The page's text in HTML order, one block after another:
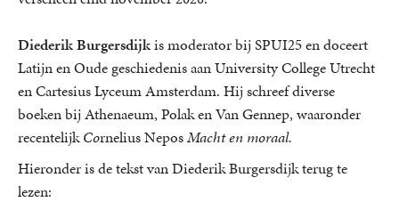
Diederik Burgersdijkis moderator bij SPUI25 en doceert
Latijn en Oude geschiedenis aan University College Utrecht
en Cartesius Lyceum Amsterdam. Hij schreef diverse
boeken bij Athenaeum, Polak en Van Gennep, waaronder
recentelijkCornelius NeposMacht en moraal.
Hieronder is de tekst van Diederik Burgersdijk terug te
lezen: